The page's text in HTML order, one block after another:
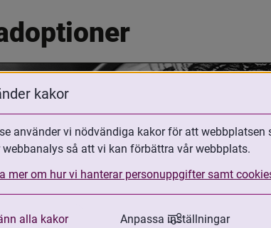
kakor
använder vi nödvändiga kakor för att
så att vi kan förbättra vår webbplats.
mer om hur vi hanterar personuppgifter samt
alla kakor Anpassa inställningar